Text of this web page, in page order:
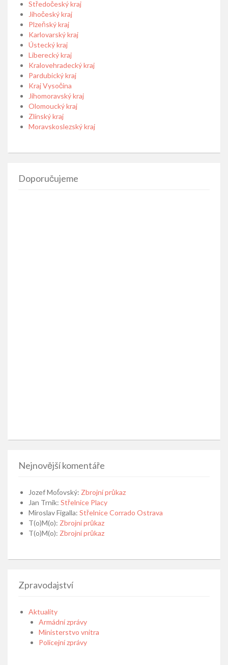
Středočeský kraj
Jihočeský kraj
Plzeňský kraj
Karlovarský kraj
Ústecký kraj
Liberecký kraj
Kralovehradecký kraj
Pardubický kraj
Kraj Vysočina
Jihomoravský kraj
Olomoucký kraj
Zlínský kraj
Moravskoslezský kraj
Doporučujeme
Nejnovější komentáře
Jozef Moťovský: Zbrojní průkaz
Jan Trnik: Střelnice Placy
Miroslav Figalla: Střelnice Corrado Ostrava
T(o)M(o): Zbrojní průkaz
T(o)M(o): Zbrojní průkaz
Zpravodajství
Aktuality
Armádní zprávy
Ministerstvo vnitra
Policejní zprávy